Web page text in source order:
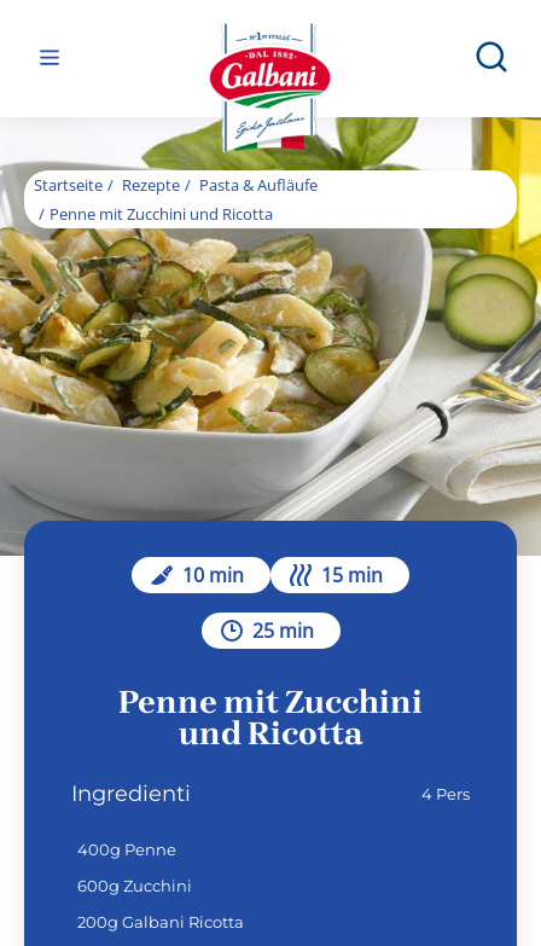
Startseite Rezepte
Pasta & Aufläufe
Penne mit Zucchini und Ricotta
10 min 15 min
25 min
Penne mit Zucchini
und Ricotta
Ingredienti 4 Pers
400g Penne
600g Zucchini
200g Galbani Ricotta